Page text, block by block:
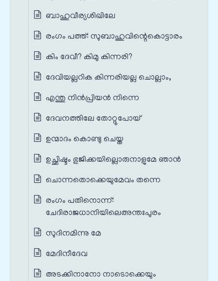
ബാഹുവീര്യശിഖിലേ
രംഗം പത്ത്‌: സുബാഹുവിന്റെകൊട്ടാരം
കിം ദേവീ? കിമു കിന്നരി?
ദേവിയല്ലറിക കിന്നരിയല്ല ചൊല്ലാം,
എന്തു നിൻപ്രിയൻ നിന്നെ
ദേവനത്തിലേ തോറ്റുപോയ്‌
ഉന്മാദം കൊണ്ടു ചെയ്ത
ഉച്ഛിഷ്ടം ഭുജിക്കയില്ലൊരുനാളുമേ ഞാൻ
ചൊന്നതൊക്കെയുമേവം തന്നെ
രംഗം പതിനൊന്ന്‌:
ചേദിരാജധാനിയിലെഅന്തഃപുരം
സുദിനമിന്നു മേ
മേദിനീദേവ
അടക്കിനാനോ നാടൊക്കെയും